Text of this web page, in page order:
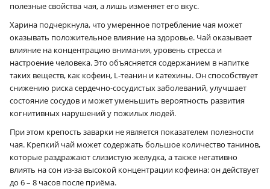
полезные свойства чая, а лишь изменяет его вкус.
Харина подчеркнула, что умеренное потребление чая может
оказывать положительное влияние на здоровье. Чай оказывает
влияние на концентрацию внимания, уровень стресса и
настроение человека. Это объясняется содержанием в напитке
таких веществ, как кофеин, L‑теанин и катехины. Он способствует
снижению риска сердечно-сосудистых заболеваний, улучшает
состояние сосудов и может уменьшить вероятность развития
когнитивных нарушений у пожилых людей.
При этом крепость заварки не является показателем полезности
чая. Крепкий чай может содержать большое количество танинов,
которые раздражают слизистую желудка, а также негативно
влиять на сон из-за высокой концентрации кофеина: он действует
до 6 – 8 часов после приёма.